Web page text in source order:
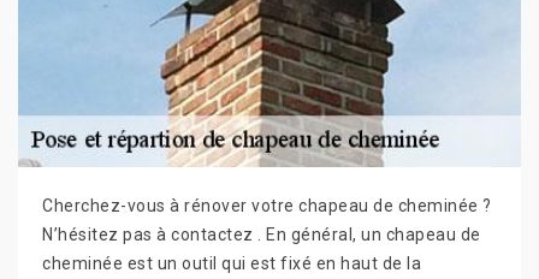
Cherchez-vous à rénover votre chapeau de cheminée ?
N’hésitez pas à contactez . En général, un chapeau de
cheminée est un outil qui est fixé en haut de la